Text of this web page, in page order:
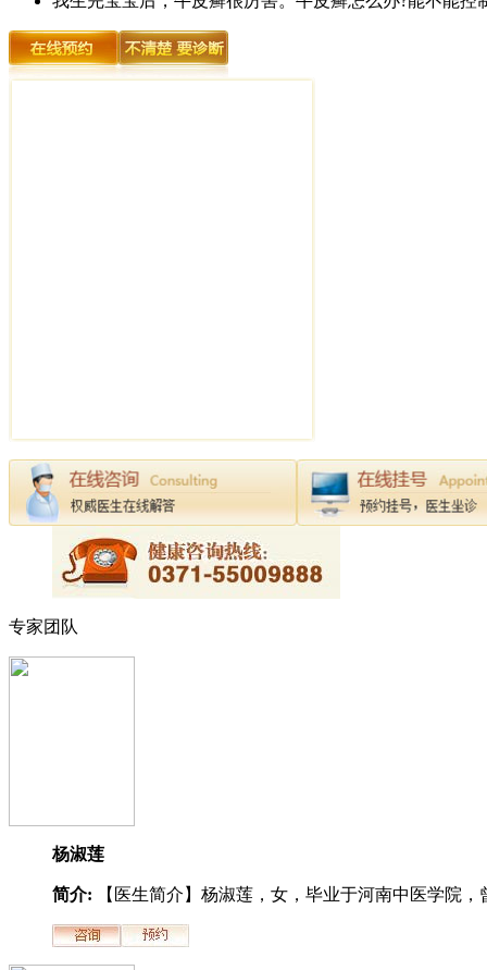
专家团队
杨淑莲
简介: 【医生简介】杨淑莲，女，毕业于河南中医学院，